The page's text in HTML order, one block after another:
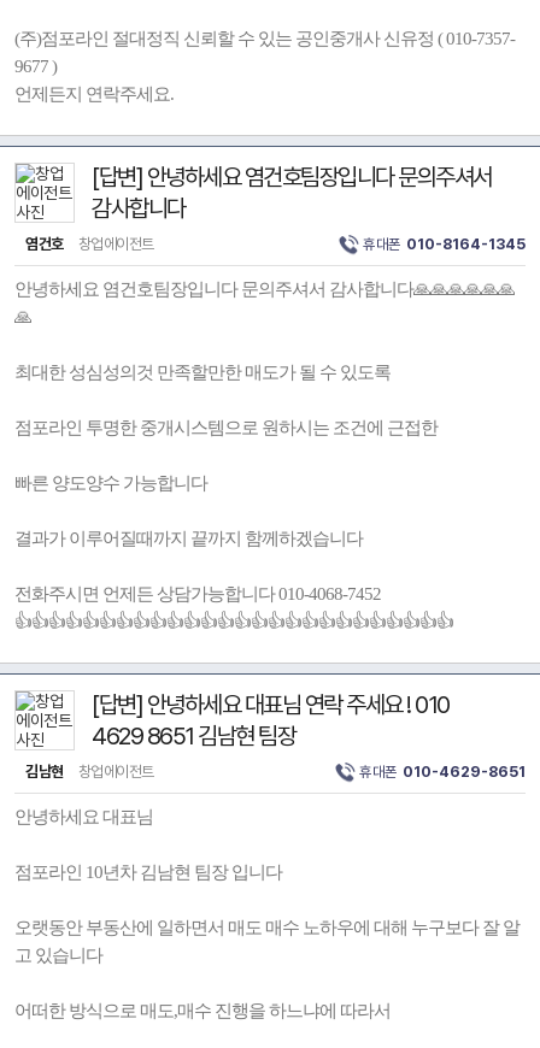
(주)점포라인 절대정직 신뢰할 수 있는 공인중개사 신유정 ( 010-7357-
9677 )
언제든지 연락주세요.
[답변] 안녕하세요 염건호팀장입니다 문의주셔서
감사합니다
염건호 창업에이전트 휴대폰 010-8164-1345
안녕하세요 염건호팀장입니다 문의주셔서 감사합니다🙏🙏🙏🙏🙏🙏
🙏
최대한 성심성의것 만족할만한 매도가 될 수 있도록
점포라인 투명한 중개시스템으로 원하시는 조건에 근접한
빠른 양도양수 가능합니다
결과가 이루어질때까지 끝까지 함께하겠습니다
전화주시면 언제든 상담가능합니다 010-4068-7452
👍👍👍👍👍👍👍👍👍👍👍👍👍👍👍👍👍👍👍👍👍👍👍👍👍👍
[답변] 안녕하세요 대표님 연락 주세요 ! 010
4629 8651 김남현 팀장
김남현 창업에이전트 휴대폰 010-4629-8651
안녕하세요 대표님
점포라인 10년차 김남현 팀장 입니다
오랫동안 부동산에 일하면서 매도 매수 노하우에 대해 누구보다 잘 알
고 있습니다
어떠한 방식으로 매도,매수 진행을 하느냐에 따라서